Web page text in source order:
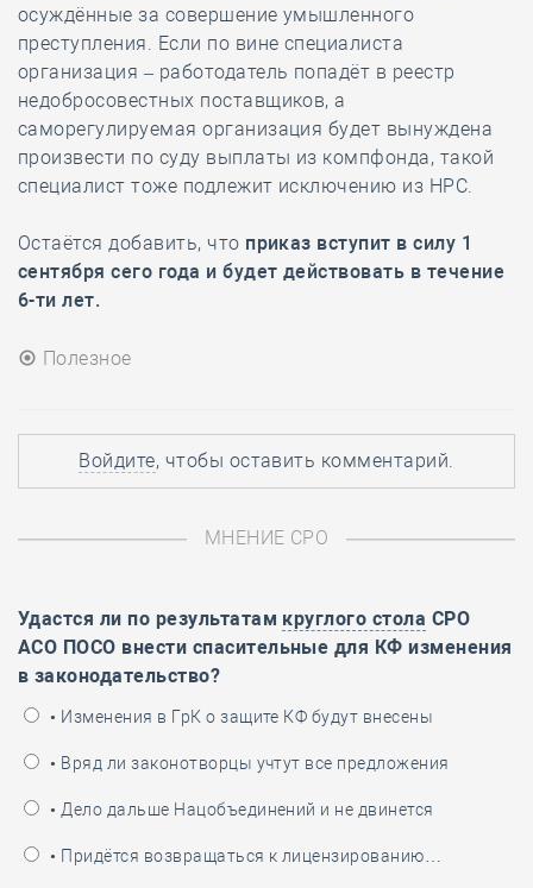
осуждённые за совершение умышленного
преступления. Если по вине специалиста
организация – работодатель попадёт в реестр
недобросовестных поставщиков, а
саморегулируемая организация будет вынуждена
произвести по суду выплаты из компфонда, такой
специалист тоже подлежит исключению из НРС.
Остаётся добавить, что приказ вступит в силу 1
сентября сего года и будет действовать в течение
6-ти лет.
Полезное
Войдите, чтобы оставить комментарий.
МНЕНИЕ СРО
Удастся ли по результатам круглого стола СРО
АСО ПОСО внести спасительные для КФ изменения
в законодательство?
• Изменения в ГрК о защите КФ будут внесены
• Вряд ли законотворцы учтут все предложения
• Дело дальше Нацобъединений и не двинется
• Придётся возвращаться к лицензированию…